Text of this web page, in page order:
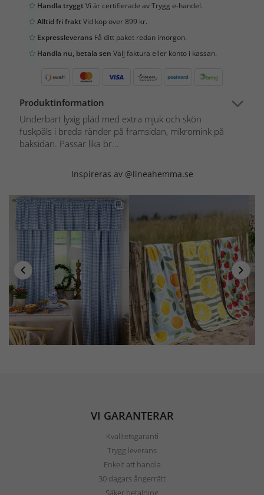
Handla tryggtVi är certifierade av Trygg e-handel.
Alltid fri fraktVid köp över 899 kr.
Expressleverans Få ditt paket redan imorgon.
Handla nu, betala sen Välj faktura eller konto i kassan.
Produktinformation
Underbart lyxig pläd med extra mjuk och skön
fuskpäls i breda ränder på framsidan, mikromink på
baksidan. Passar lika br...
Inspireras av @lineahemma.se
VI GARANTERAR
Kvalitetsgaranti
Trygg leverans
Enkelt att handla
30 dagars ångerrätt
Säker betalning